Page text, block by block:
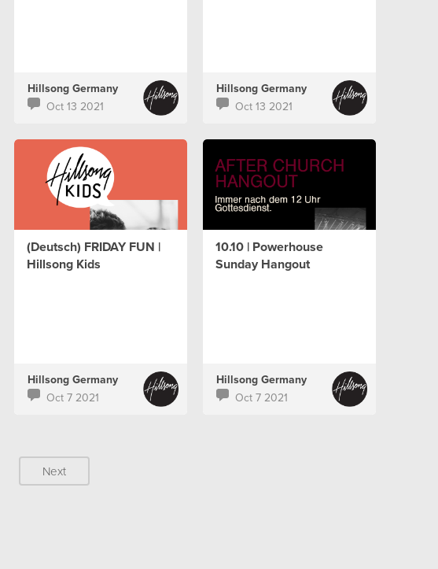
Hillsong Germany
Oct 13 2021
Hillsong Germany
Oct 13 2021
(Deutsch) FRIDAY FUN |
Hillsong Kids
Hillsong Germany
Oct 7 2021
10.10 | Powerhouse
Sunday Hangout
Hillsong Germany
Oct 7 2021
Next